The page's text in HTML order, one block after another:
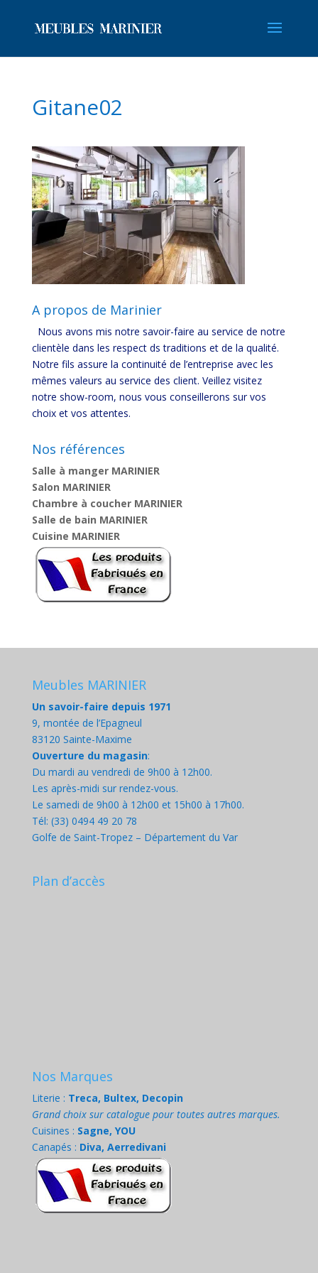
Gitane02
A propos de Marinier
Nous avons mis notre savoir-faire au service de notre
clientèle dans les respect ds traditions et de la qualité.
Notre fils assure la continuité de l’entreprise avec les
mêmes valeurs au service des client. Veillez visitez
notre show-room, nous vous conseillerons sur vos
choix et vos attentes.
Nos références
Salle à manger MARINIER
Salon MARINIER
Chambre à coucher MARINIER
Salle de bain MARINIER
Cuisine MARINIER
Meubles MARINIER
Un savoir-faire depuis 1971
9, montée de l’Epagneul
83120 Sainte-Maxime
Ouverture du magasin:
Du mardi au vendredi de 9h00 à 12h00.
Les après-midi sur rendez-vous.
Le samedi de 9h00 à 12h00 et 15h00 à 17h00.
Tél: (33) 0494 49 20 78
Golfe de Saint-Tropez – Département du Var
Plan d’accès
Nos Marques
Literie : Treca, Bultex, Decopin
Grand choix sur catalogue pour toutes autres marques.
Cuisines : Sagne, YOU
Canapés : Diva, Aerredivani